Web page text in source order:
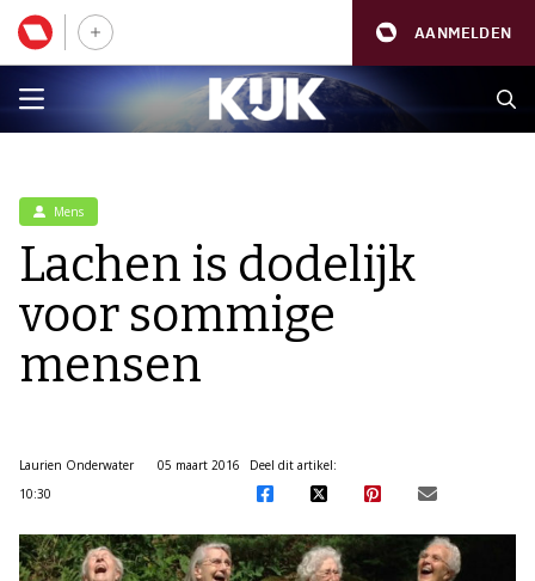
AANMELDEN
Mens
Lachen is dodelijk
voor sommige
mensen
Laurien Onderwater
05 maart 2016
10:30
Deel dit artikel: